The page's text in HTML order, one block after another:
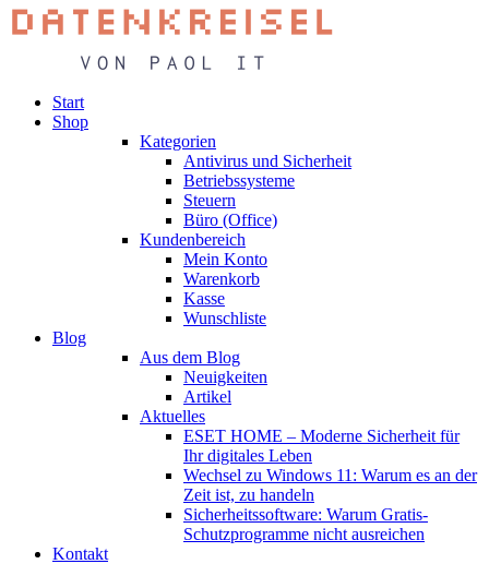
Start
Shop
Kategorien
Antivirus und Sicherheit
Betriebssysteme
Steuern
Büro (Office)
Kundenbereich
Mein Konto
Warenkorb
Kasse
Wunschliste
Blog
Aus dem Blog
Neuigkeiten
Artikel
Aktuelles
ESET HOME – Moderne Sicherheit für
Ihr digitales Leben
Wechsel zu Windows 11: Warum es an der
Zeit ist, zu handeln
Sicherheitssoftware: Warum Gratis-
Schutzprogramme nicht ausreichen
Kontakt